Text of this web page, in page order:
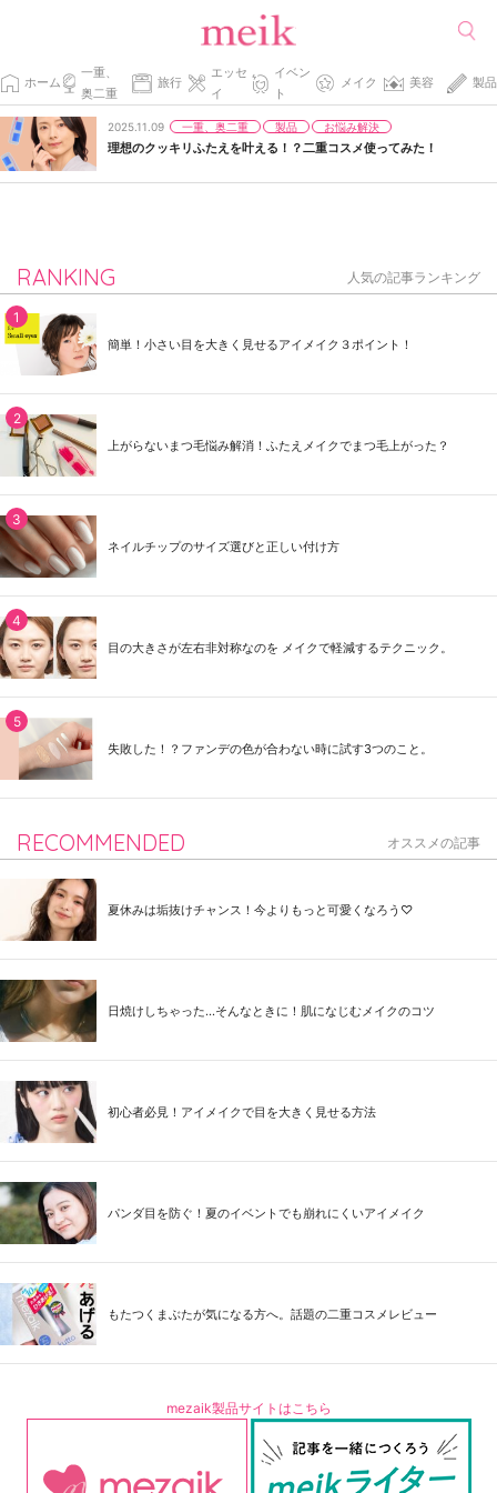
ホーム
一重、
奥二重
旅行
エッセ
イ
イベン
ト
メイク 美容 製品
2025.11.09 一重、奥二重 製品 お悩み解決
理想のクッキリふたえを叶える！？二重コスメ使ってみた！
RANKING 人気の記事ランキング
簡単！小さい目を大きく見せるアイメイク３ポイント！
上がらないまつ毛悩み解消！ふたえメイクでまつ毛上がった？
ネイルチップのサイズ選びと正しい付け方
目の大きさが左右非対称なのを メイクで軽減するテクニック。
失敗した！？ファンデの色が合わない時に試す3つのこと。
RECOMMENDED オススメの記事
夏休みは垢抜けチャンス！今よりもっと可愛くなろう♡
日焼けしちゃった...そんなときに！肌になじむメイクのコツ
初心者必見！アイメイクで目を大きく見せる方法
パンダ目を防ぐ！夏のイベントでも崩れにくいアイメイク
もたつくまぶたが気になる方へ。話題の二重コスメレビュー
mezaik製品サイトはこちら